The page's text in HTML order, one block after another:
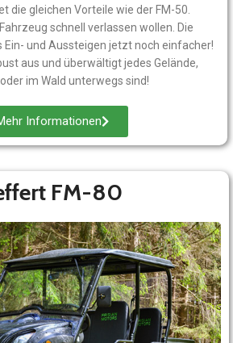
die gleichen Vorteile wie der FM-50.
schnell verlassen wollen. Die
und Aussteigen jetzt noch einfacher!
aus und überwältigt jedes Gelände,
im Wald unterwegs sind!
Informationen
FM-80